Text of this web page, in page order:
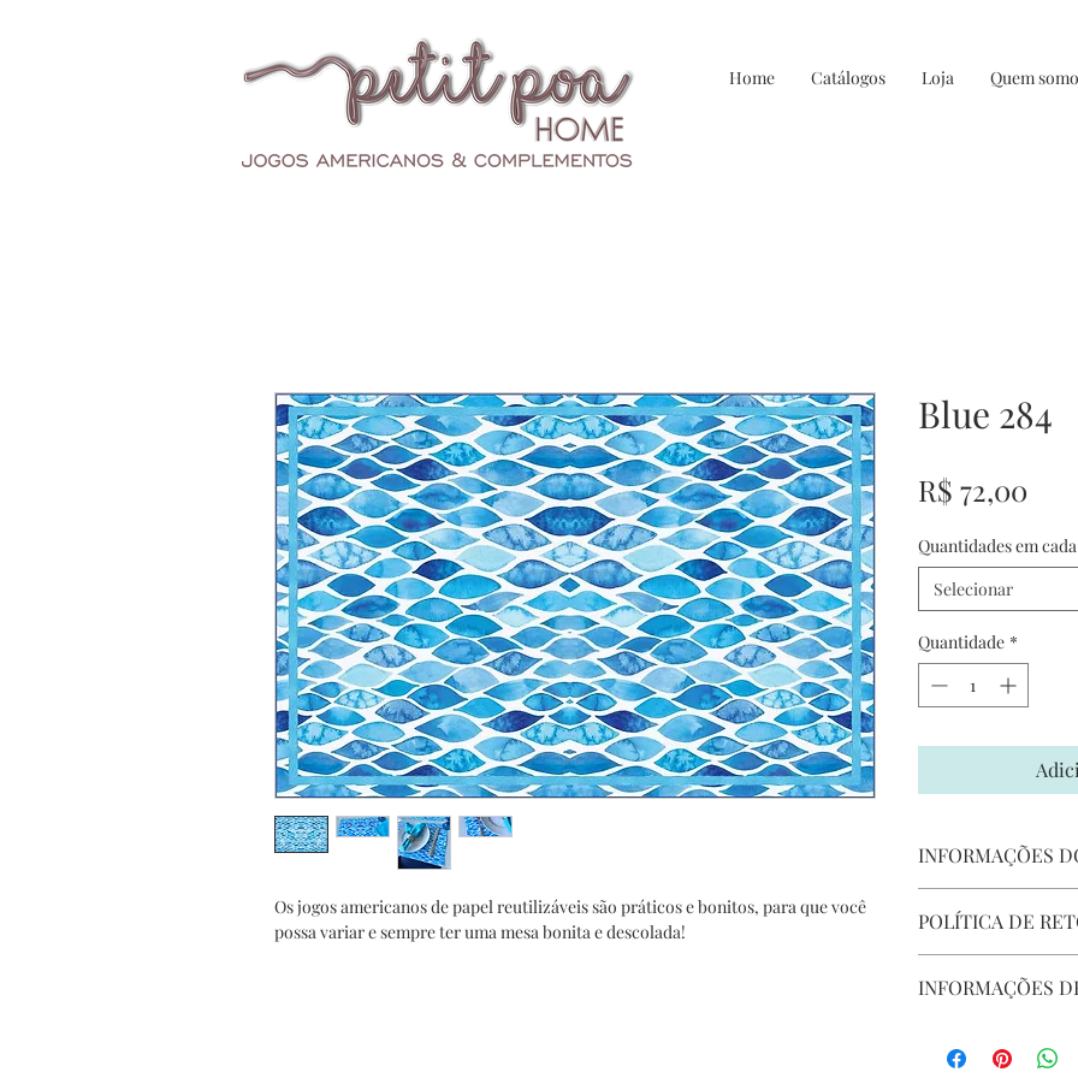
Home Catálogos Loja Quem
Os jogos americanos de papel reutilizáveis são práticos e bonitos, para que você
possa variar e sempre ter uma mesa bonita e descolada!
Blue 284
R$ 72,00
Quantidades em
Selecionar
Quantidade *
INFORMAÇÕES
Medidas: 31cm x
Cuidados:
Se sujar, limpar
umedecido;
Sensível a líquidos
POLÍTICA DE
satisfeito com a sua
INFORMAÇÕES
Frete para Porto